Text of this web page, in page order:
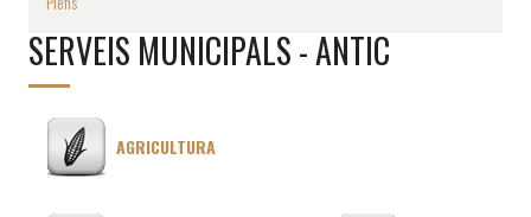
SERVEIS MUNICIPALS - ANTIC
AGRICULTURA